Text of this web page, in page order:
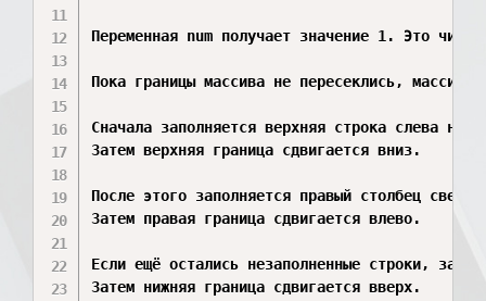
Переменная num получает значение 1. Это
Пока границы массива не пересеклись, массив
Сначала заполняется верхняя строка слева
Затем верхняя граница сдвигается вниз.
После этого заполняется правый столбец
Затем правая граница сдвигается влево.
Если ещё остались незаполненные строки,
Затем нижняя граница сдвигается вверх.